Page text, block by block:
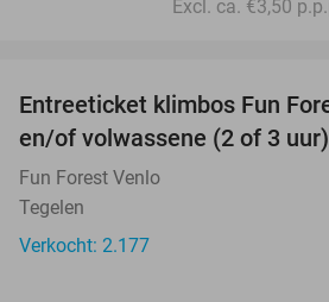
Excl. ca. €3,50
Entreeticket klimbos Fun
en/of volwassene (2 of 3 uur)
Fun Forest Venlo
Tegelen
Verkocht: 2.177